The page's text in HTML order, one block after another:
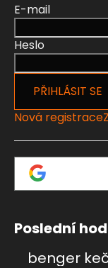
E-mail
Heslo
PŘIHLÁSIT SE
Nová registrace
Poslední
benger